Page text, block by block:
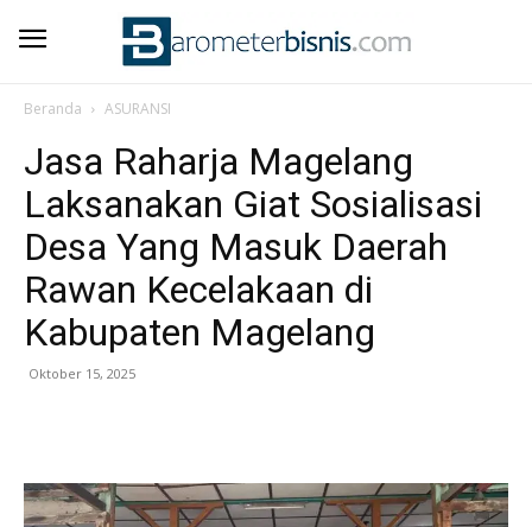
Beranda ASURANSI
Jasa Raharja Magelang
Laksanakan Giat Sosialisasi
Desa Yang Masuk Daerah
Rawan Kecelakaan di
Kabupaten Magelang
Oktober 15, 2025